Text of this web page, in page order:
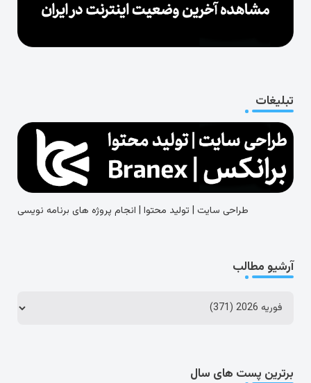
تبلیغات
طراحی سایت | تولید محتوا | انجام پروژه های برنامه نویسی
آرشیو مطالب
برترین پست های سال